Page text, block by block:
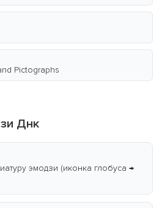
Pictographs
Днк
эмодзи (иконка глобуса →